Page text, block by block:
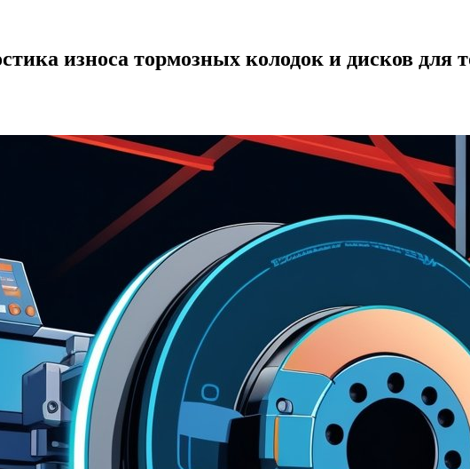
износа тормозных колодок и дисков для